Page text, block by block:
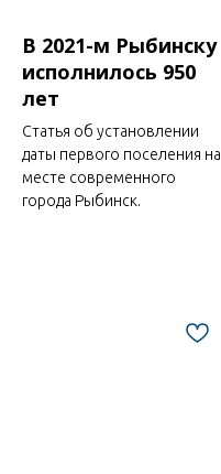
В 2021-м Рыбинску
исполнилось 950
лет
Статья об установлении
даты первого поселения на
месте современного
города Рыбинск.